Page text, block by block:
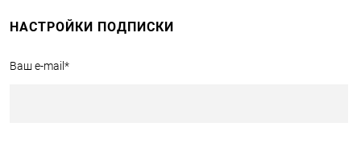
НАСТРОЙКИ ПОДПИСКИ
Ваш e-mail *